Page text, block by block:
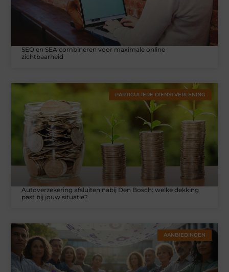
SEO en SEA combineren voor maximale online
zichtbaarheid
PARTICULIERE DIENSTVERLENING
Autoverzekering afsluiten nabij Den Bosch: welke dekking
past bij jouw situatie?
AANBIEDINGEN